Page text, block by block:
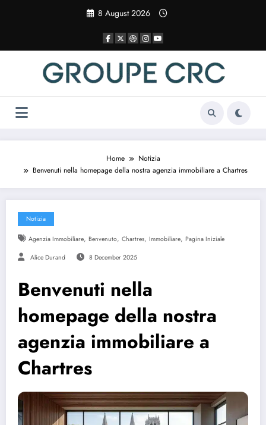
8 August 2026
Home
Notizia
Benvenuti nella homepage della nostra agenzia immobiliare a Chartres
Notizia
Agenzia Immobiliare, Benvenuto, Chartres, Immobiliare, Pagina Iniziale
Alice Durand 8 December 2025
Benvenuti nella
homepage della nostra
agenzia immobiliare a
Chartres